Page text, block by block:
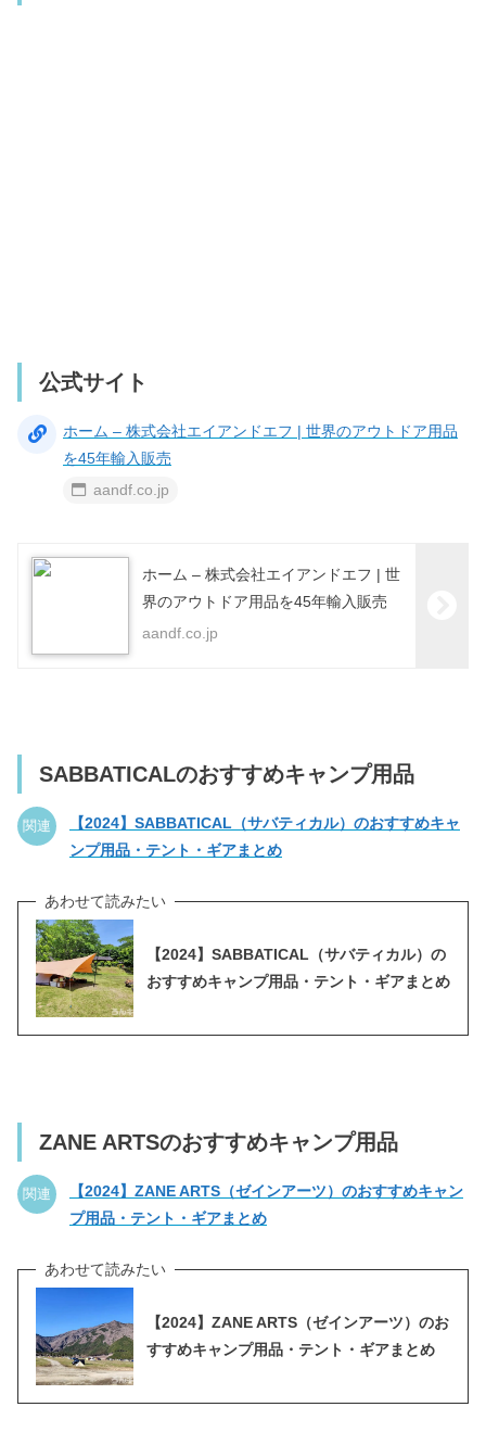
公式サイト
ホーム – 株式会社エイアンドエフ | 世界のアウトドア用品
を45年輸入販売
aandf.co.jp
ホーム – 株式会社エイアンドエフ | 世
界のアウトドア用品を45年輸入販売
aandf.co.jp
SABBATICALのおすすめキャンプ用品
関連
【2024】SABBATICAL（サバティカル）のおすすめキャ
ンプ用品・テント・ギアまとめ
【2024】SABBATICAL（サバティカル）の
おすすめキャンプ用品・テント・ギアまとめ
ZANE ARTSのおすすめキャンプ用品
関連
【2024】ZANE ARTS（ゼインアーツ）のおすすめキャン
プ用品・テント・ギアまとめ
【2024】ZANE ARTS（ゼインアーツ）のお
すすめキャンプ用品・テント・ギアまとめ